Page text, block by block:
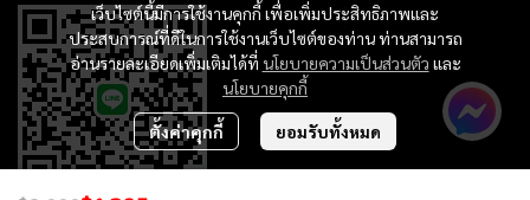
เว็บไซต์นี้มีการใช้งานคุกกี้ เพื่อเพิ่มประสิทธิภาพและ
ประสบการณ์ที่ดีในการใช้งานเว็บไซต์ของท่าน ท่านสามารถ
อ่านรายละเอียดเพิ่มเติมได้ที่ นโยบายความเป็นส่วนตัว และ
นโยบายคุกกี้
ตั้งค่าคุกกี้ ยอมรับทั้งหมด